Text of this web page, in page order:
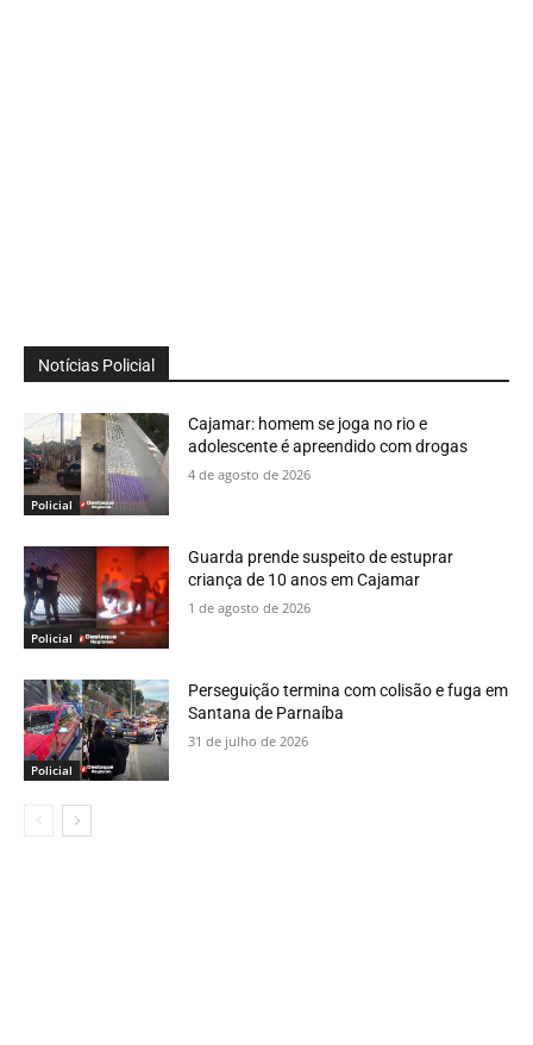
Notícias Policial
Policial
Cajamar: homem se joga no rio e
adolescente é apreendido com drogas
4 de agosto de 2026
Policial
Guarda prende suspeito de estuprar
criança de 10 anos em Cajamar
1 de agosto de 2026
Policial
Perseguição termina com colisão e fuga em
Santana de Parnaíba
31 de julho de 2026